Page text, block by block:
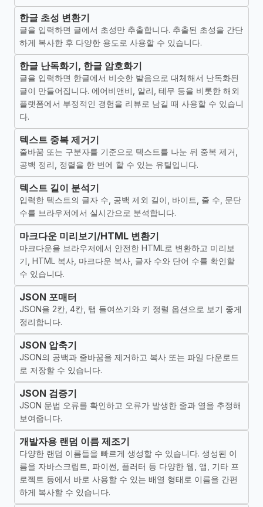
한글 초성 변환기
글을 입력하면 글에서 초성만 추출합니다. 추출된 초성을 간단
하게 복사한 후 다양한 용도로 사용할 수 있습니다.
한글 난독화기, 한글 암호화기
글을 입력하면 한글에서 비슷한 발음으로 대체해서 난독화된
글이 만들어집니다. 에어비앤비, 알리, 테무 등을 비롯한 해외
플랫폼에서 부정적인 경험을 리뷰로 남길 때 사용할 수 있습니
다.
텍스트 중복 제거기
줄바꿈 또는 구분자를 기준으로 텍스트를 나눈 뒤 중복 제거,
공백 정리, 정렬을 한 번에 할 수 있는 유틸입니다.
텍스트 길이 분석기
입력한 텍스트의 글자 수, 공백 제외 길이, 바이트, 줄 수, 문단
수를 브라우저에서 실시간으로 분석합니다.
마크다운 미리보기/HTML 변환기
마크다운을 브라우저에서 안전한 HTML로 변환하고 미리보
기, HTML 복사, 마크다운 복사, 글자 수와 단어 수를 확인할
수 있습니다.
JSON 포매터
JSON을 2칸, 4칸, 탭 들여쓰기와 키 정렬 옵션으로 보기 좋게
정리합니다.
JSON 압축기
JSON의 공백과 줄바꿈을 제거하고 복사 또는 파일 다운로드
로 저장할 수 있습니다.
JSON 검증기
JSON 문법 오류를 확인하고 오류가 발생한 줄과 열을 추정해
보여줍니다.
개발자용 랜덤 이름 제조기
다양한 랜덤 이름들을 빠르게 생성할 수 있습니다. 생성된 이
름을 자바스크립트, 파이썬, 플러터 등 다양한 웹, 앱, 기타 프
로젝트 등에서 바로 사용할 수 있는 배열 형태로 이름을 간편
하게 복사할 수 있습니다.